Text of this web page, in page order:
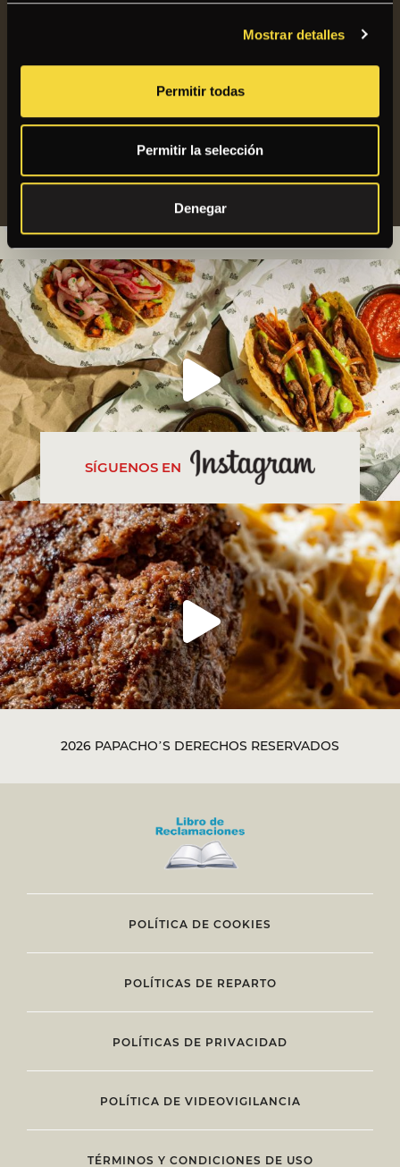
Mostrar detalles
Permitir todas
Permitir la selección
Denegar
(LUNES A DOMINGO)
DELIVERY: 11:00 - 23:00
(LUNES A DOMINGO)
SÍGUENOS EN
2026 PAPACHO’S DERECHOS RESERVADOS
POLÍTICA DE COOKIES
POLÍTICAS DE REPARTO
POLÍTICAS DE PRIVACIDAD
POLÍTICA DE VIDEOVIGILANCIA
TÉRMINOS Y CONDICIONES DE USO